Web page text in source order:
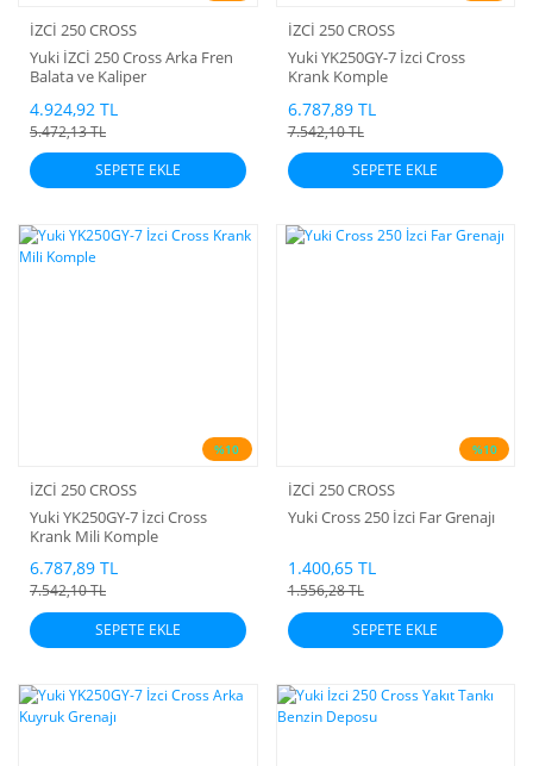
İZCİ 250 CROSS
Yuki İZCİ 250 Cross Arka Fren
Balata ve Kaliper
4.924,92 TL
5.472,13 TL
SEPETE EKLE
İZCİ 250 CROSS
Yuki YK250GY-7 İzci Cross
Krank Komple
6.787,89 TL
7.542,10 TL
SEPETE EKLE
%10
İZCİ 250 CROSS
Yuki YK250GY-7 İzci Cross
Krank Mili Komple
6.787,89 TL
7.542,10 TL
SEPETE EKLE
%10
İZCİ 250 CROSS
Yuki Cross 250 İzci Far Grenajı
1.400,65 TL
1.556,28 TL
SEPETE EKLE